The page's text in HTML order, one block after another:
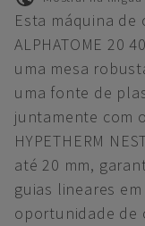
Esta máquina de
ALPHATOME 20
uma mesa
uma fonte de
juntamente com o
HYPETHERM
até 20 mm,
guias lineares
oportunidade de